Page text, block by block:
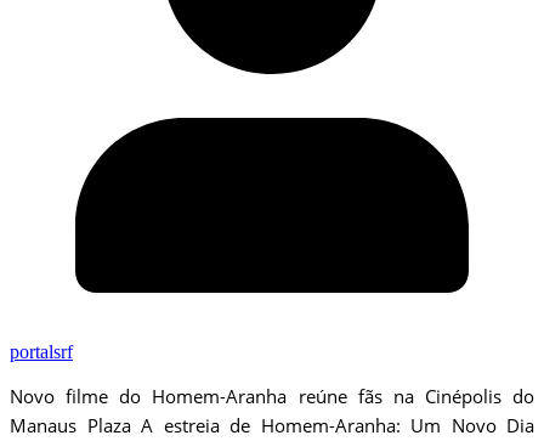
portalsrf
Novo filme do Homem-Aranha reúne fãs na Cinépolis do
Manaus Plaza A estreia de Homem-Aranha: Um Novo Dia